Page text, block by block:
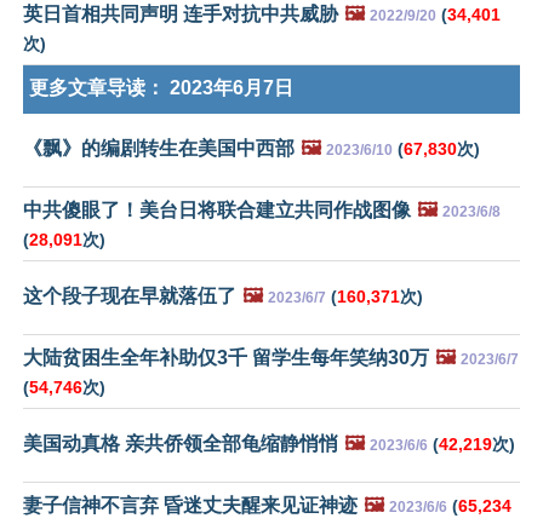
英日首相共同声明 连手对抗中共威胁 🖼️ 2022/9/20 (34,401
次)
更多文章导读： 2023年6月7日
《飘》的编剧转生在美国中西部 🖼️ 2023/6/10 (67,830次)
中共傻眼了！美台日将联合建立共同作战图像 🖼️ 2023/6/8
(28,091次)
这个段子现在早就落伍了 🖼️ 2023/6/7 (160,371次)
大陆贫困生全年补助仅3千 留学生每年笑纳30万 🖼️ 2023/6/7
(54,746次)
美国动真格 亲共侨领全部龟缩静悄悄 🖼️ 2023/6/6 (42,219次)
妻子信神不言弃 昏迷丈夫醒来见证神迹 🖼️ 2023/6/6 (65,234